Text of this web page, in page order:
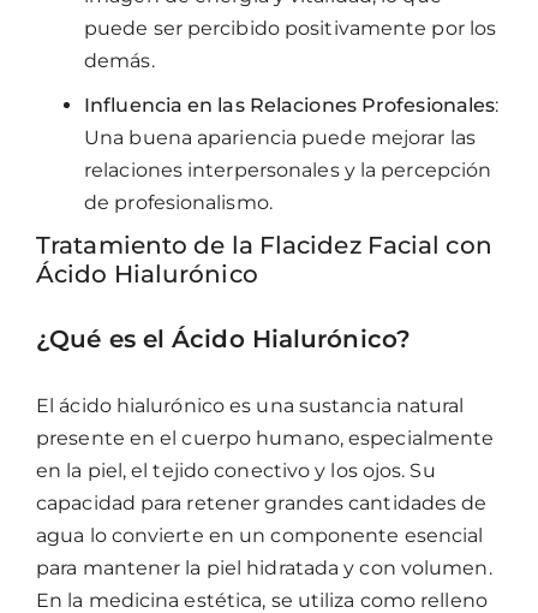
puede ser percibido positivamente por los
demás.
Influencia en las Relaciones Profesionales:
Una buena apariencia puede mejorar las
relaciones interpersonales y la percepción
de profesionalismo.
Tratamiento de la Flacidez Facial con
Ácido Hialurónico
¿Qué es el Ácido Hialurónico?
El ácido hialurónico es una sustancia natural
presente en el cuerpo humano, especialmente
en la piel, el tejido conectivo y los ojos. Su
capacidad para retener grandes cantidades de
agua lo convierte en un componente esencial
para mantener la piel hidratada y con volumen.
En la medicina estética, se utiliza como relleno